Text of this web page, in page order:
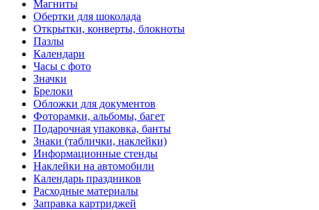
Магниты
Обертки для шоколада
Открытки, конверты, блокноты
Пазлы
Календари
Часы с фото
Значки
Брелоки
Обложки для документов
Фоторамки, альбомы, багет
Подарочная упаковка, банты
Знаки (таблички, наклейки)
Информационные стенды
Наклейки на автомобили
Календарь праздников
Расходные материалы
Заправка картриджей